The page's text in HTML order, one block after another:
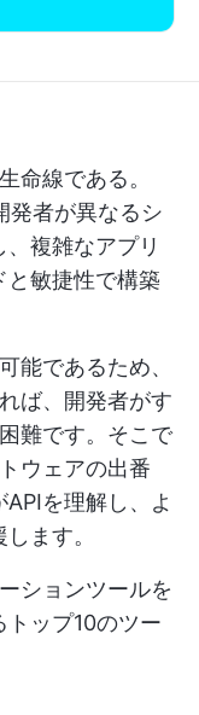
命線である。
発者が異なるシ
複雑なアプリ
敏捷性で構築
能であるため、
ば、開発者がす
難です。そこで
ウェアの出番
を理解し、よ
ます。
ションツールを
ップ10のツー